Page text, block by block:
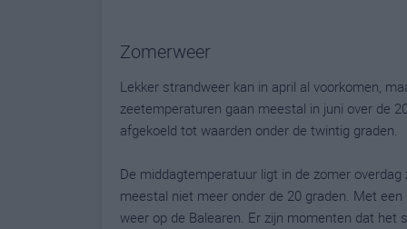
Zomerweer
Lekker strandweer kan in april al voorkomen,
zeetemperaturen gaan meestal in juni over de
afgekoeld tot waarden onder de twintig graden.
De middagtemperatuur ligt in de zomer
meestal niet meer onder de 20 graden. Met
weer op de Balearen. Er zijn momenten dat